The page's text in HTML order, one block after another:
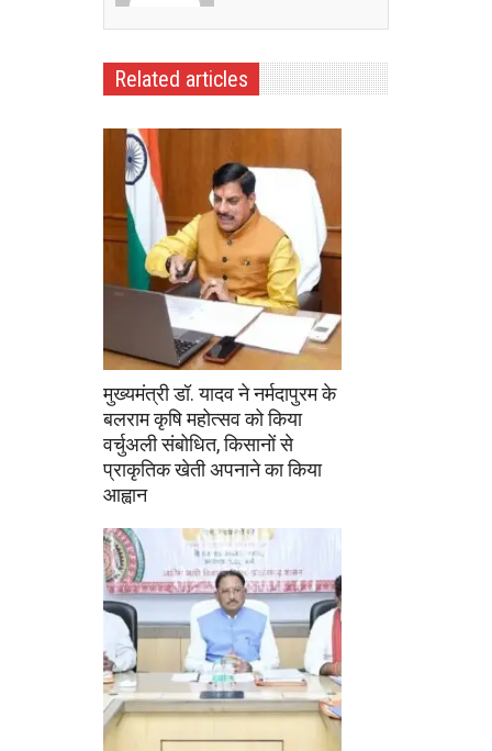
Related articles
मुख्यमंत्री डॉ. यादव ने नर्मदापुरम के
बलराम कृषि महोत्सव को किया
वर्चुअली संबोधित, किसानों से
प्राकृतिक खेती अपनाने का किया
आह्वान